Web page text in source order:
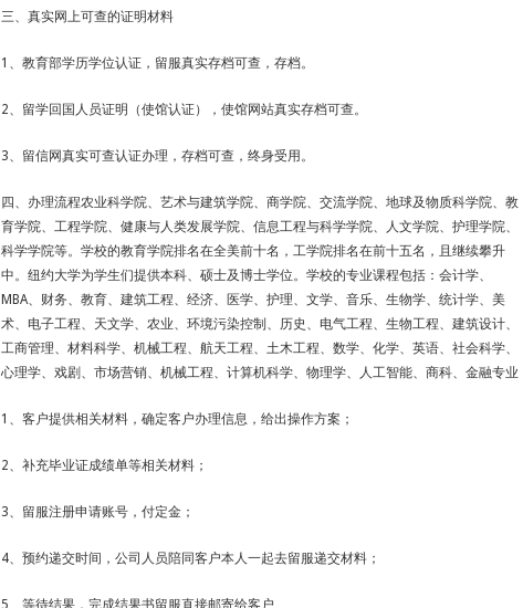
三、真实网上可查的证明材料
1、教育部学历学位认证，留服真实存档可查，存档。
2、留学回国人员证明（使馆认证），使馆网站真实存档可查。
3、留信网真实可查认证办理，存档可查，终身受用。
四、办理流程农业科学院、艺术与建筑学院、商学院、交流学院、地球及物质科学院、教
育学院、工程学院、健康与人类发展学院、信息工程与科学学院、人文学院、护理学院、
科学学院等。学校的教育学院排名在全美前十名，工学院排名在前十五名，且继续攀升
中。纽约大学为学生们提供本科、硕士及博士学位。学校的专业课程包括：会计学、
MBA、财务、教育、建筑工程、经济、医学、护理、文学、音乐、生物学、统计学、美
术、电子工程、天文学、农业、环境污染控制、历史、电气工程、生物工程、建筑设计、
工商管理、材料科学、机械工程、航天工程、土木工程、数学、化学、英语、社会科学、
心理学、戏剧、市场营销、机械工程、计算机科学、物理学、人工智能、商科、金融专业
1、客户提供相关材料，确定客户办理信息，给出操作方案；
2、补充毕业证成绩单等相关材料；
3、留服注册申请账号，付定金；
4、预约递交时间，公司人员陪同客户本人一起去留服递交材料；